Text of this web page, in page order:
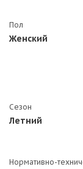
Пол
Женский
Сезон
Летний
Нормативно-